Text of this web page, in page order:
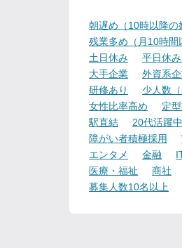
朝遅め（10時以降の
残業多め（月10時間
土日休み
平日休
大手企業
外資系
研修あり
少人数
女性比率高め
定
駅直結
20代活躍中
障がい者積極採用
エンタメ
金融
医療・福祉
商社
募集人数10名以上